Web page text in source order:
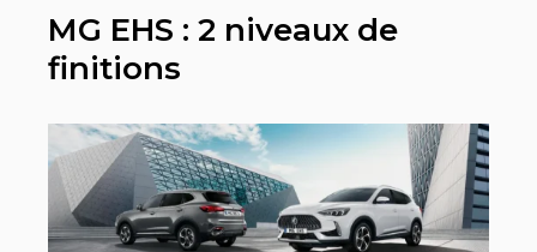
MG EHS : 2 niveaux de
finitions